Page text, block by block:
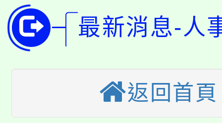
版
公告本校115學年度第
代理(課)教師甄選結果(
「2026金融保險知識
生本土語及新住民語歌
公告本校115學年度第
最新消息-人
返回首頁